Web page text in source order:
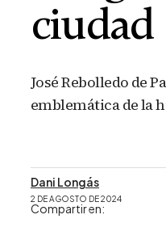
ciudad
José Rebolledo de
emblemática de la
Dani Longás
2 DE AGOSTO DE 2024
Compartir en: